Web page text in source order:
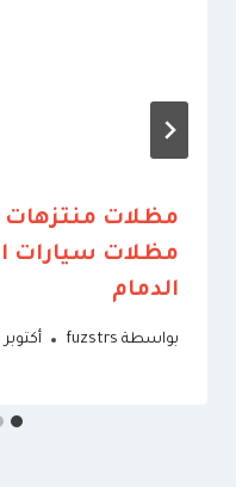
مظلات سيارات
الدمام
بواسطة fuzstrs أكتوبر 30, 2022